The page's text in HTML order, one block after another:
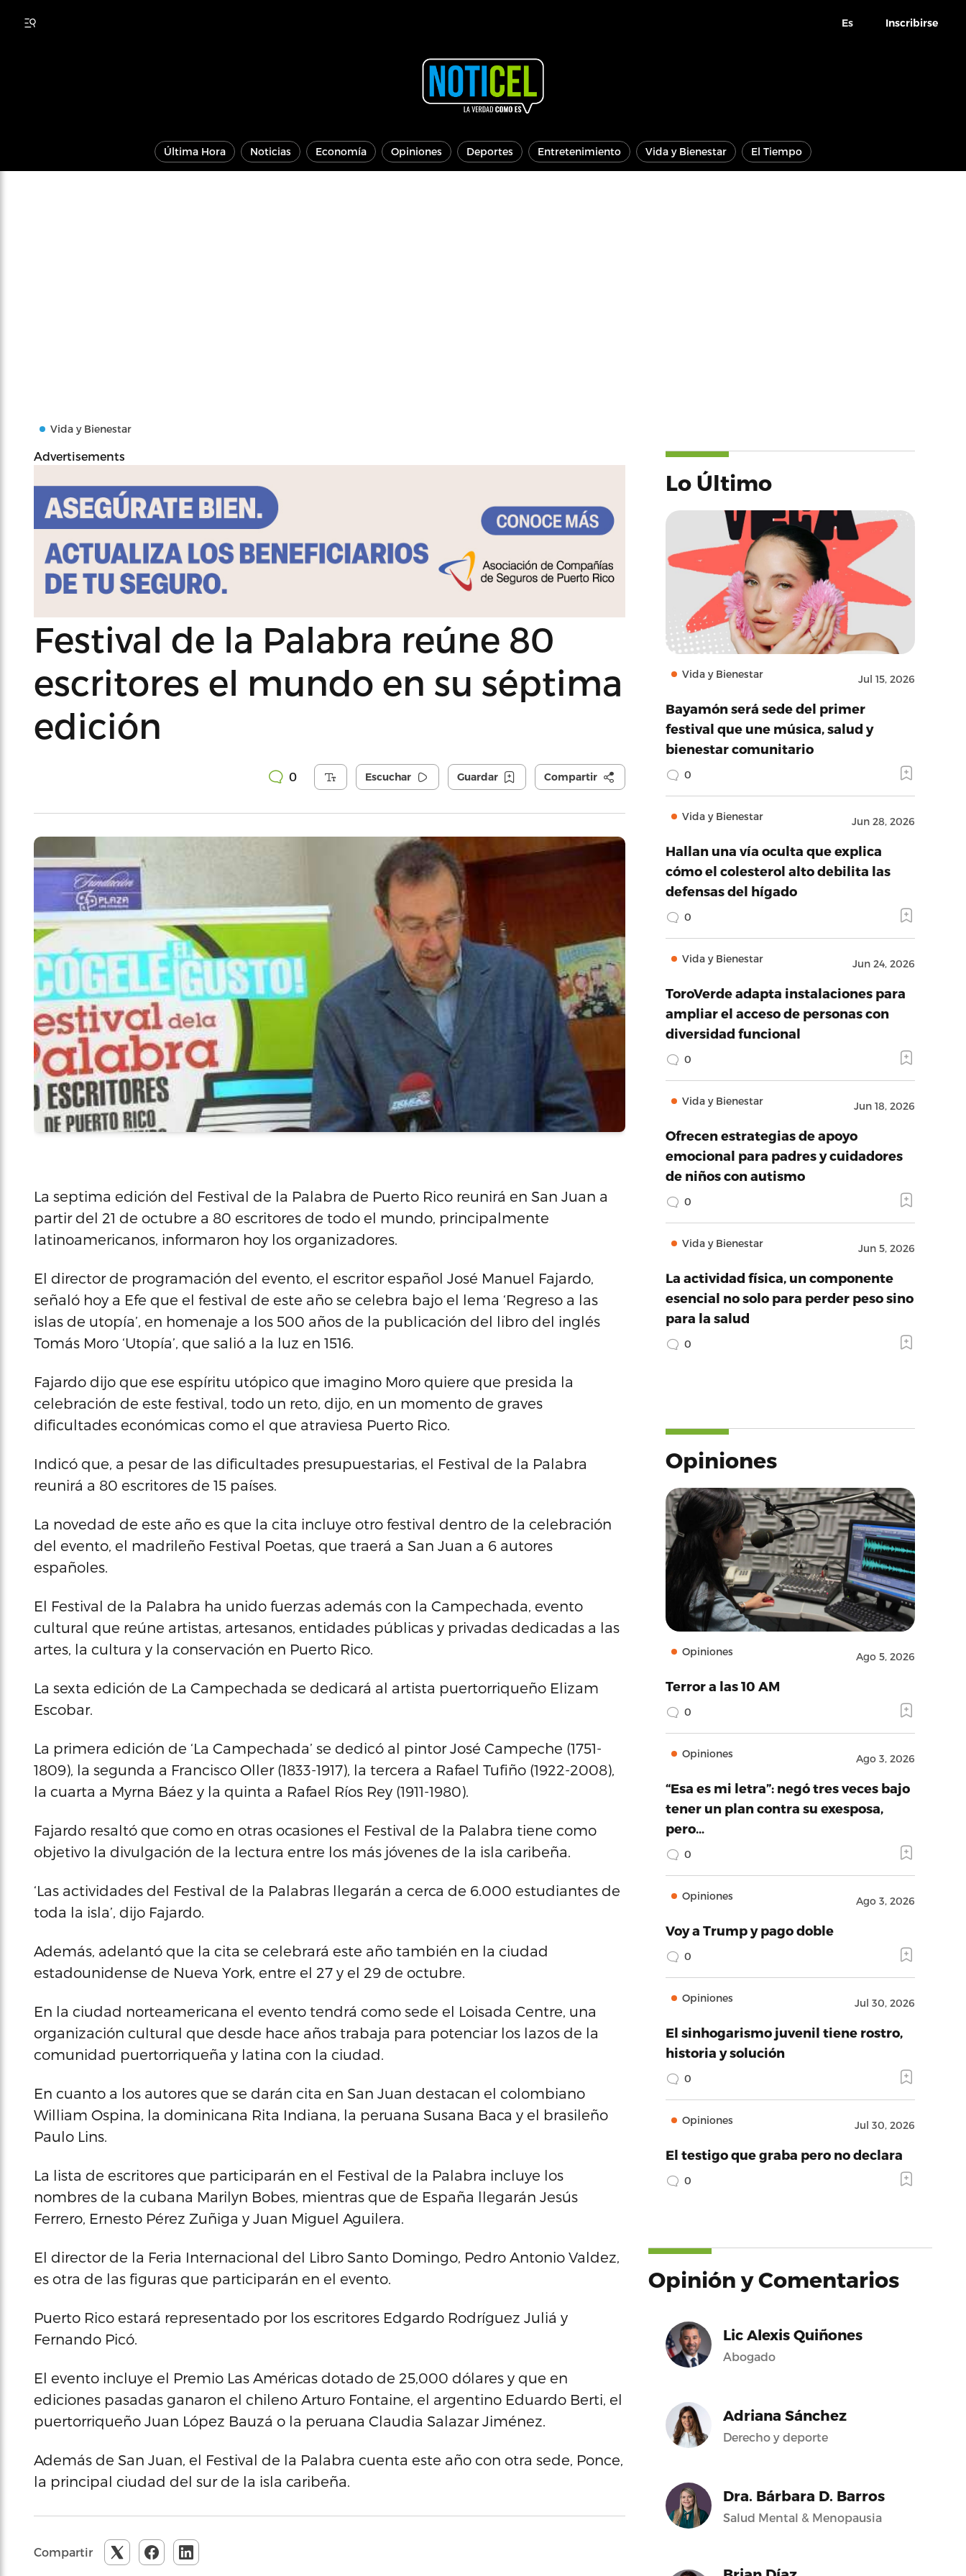
Es Inscribirse
Última Hora Noticias Economía Opiniones Deportes Entretenimiento Vida y Bienestar El Tiempo
Vida y Bienestar
Advertisements
Festival de la Palabra reúne 80
escritores el mundo en su séptima
edición
0 Escuchar Guardar Compartir
La septima edición del Festival de la Palabra de Puerto Rico reunirá en San Juan a
partir del 21 de octubre a 80 escritores de todo el mundo, principalmente
latinoamericanos, informaron hoy los organizadores.
El director de programación del evento, el escritor español José Manuel Fajardo,
señaló hoy a Efe que el festival de este año se celebra bajo el lema ‘Regreso a las
islas de utopía’, en homenaje a los 500 años de la publicación del libro del inglés
Tomás Moro ‘Utopía’, que salió a la luz en 1516.
Fajardo dijo que ese espíritu utópico que imagino Moro quiere que presida la
celebración de este festival, todo un reto, dijo, en un momento de graves
dificultades económicas como el que atraviesa Puerto Rico.
Indicó que, a pesar de las dificultades presupuestarias, el Festival de la Palabra
reunirá a 80 escritores de 15 países.
La novedad de este año es que la cita incluye otro festival dentro de la celebración
del evento, el madrileño Festival Poetas, que traerá a San Juan a 6 autores
españoles.
El Festival de la Palabra ha unido fuerzas además con la Campechada, evento
cultural que reúne artistas, artesanos, entidades públicas y privadas dedicadas a las
artes, la cultura y la conservación en Puerto Rico.
La sexta edición de La Campechada se dedicará al artista puertorriqueño Elizam
Escobar.
La primera edición de ‘La Campechada’ se dedicó al pintor José Campeche (1751-
1809), la segunda a Francisco Oller (1833-1917), la tercera a Rafael Tufiño (1922-2008),
la cuarta a Myrna Báez y la quinta a Rafael Ríos Rey (1911-1980).
Fajardo resaltó que como en otras ocasiones el Festival de la Palabra tiene como
objetivo la divulgación de la lectura entre los más jóvenes de la isla caribeña.
‘Las actividades del Festival de la Palabras llegarán a cerca de 6.000 estudiantes de
toda la isla’, dijo Fajardo.
Además, adelantó que la cita se celebrará este año también en la ciudad
estadounidense de Nueva York, entre el 27 y el 29 de octubre.
En la ciudad norteamericana el evento tendrá como sede el Loisada Centre, una
organización cultural que desde hace años trabaja para potenciar los lazos de la
comunidad puertorriqueña y latina con la ciudad.
En cuanto a los autores que se darán cita en San Juan destacan el colombiano
William Ospina, la dominicana Rita Indiana, la peruana Susana Baca y el brasileño
Paulo Lins.
La lista de escritores que participarán en el Festival de la Palabra incluye los
nombres de la cubana Marilyn Bobes, mientras que de España llegarán Jesús
Ferrero, Ernesto Pérez Zuñiga y Juan Miguel Aguilera.
El director de la Feria Internacional del Libro Santo Domingo, Pedro Antonio Valdez,
es otra de las figuras que participarán en el evento.
Puerto Rico estará representado por los escritores Edgardo Rodríguez Juliá y
Fernando Picó.
El evento incluye el Premio Las Américas dotado de 25,000 dólares y que en
ediciones pasadas ganaron el chileno Arturo Fontaine, el argentino Eduardo Berti, el
puertorriqueño Juan López Bauzá o la peruana Claudia Salazar Jiménez.
Además de San Juan, el Festival de la Palabra cuenta este año con otra sede, Ponce,
la principal ciudad del sur de la isla caribeña.
Compartir
Lo Último
Vida y Bienestar Jul 15, 2026
Bayamón será sede del primer
festival que une música, salud y
bienestar comunitario
0
Vida y Bienestar Jun 28, 2026
Hallan una vía oculta que explica
cómo el colesterol alto debilita las
defensas del hígado
0
Vida y Bienestar Jun 24, 2026
ToroVerde adapta instalaciones para
ampliar el acceso de personas con
diversidad funcional
0
Vida y Bienestar Jun 18, 2026
Ofrecen estrategias de apoyo
emocional para padres y cuidadores
de niños con autismo
0
Vida y Bienestar Jun 5, 2026
La actividad física, un componente
esencial no solo para perder peso sino
para la salud
0
Opiniones
Opiniones Ago 5, 2026
Terror a las 10 AM
0
Opiniones Ago 3, 2026
“Esa es mi letra”: negó tres veces bajo
tener un plan contra su exesposa,
pero…
0
Opiniones Ago 3, 2026
Voy a Trump y pago doble
0
Opiniones Jul 30, 2026
El sinhogarismo juvenil tiene rostro,
historia y solución
0
Opiniones Jul 30, 2026
El testigo que graba pero no declara
0
Opinión y Comentarios
Lic Alexis Quiñones
Abogado
Adriana Sánchez
Derecho y deporte
Dra. Bárbara D. Barros
Salud Mental & Menopausia